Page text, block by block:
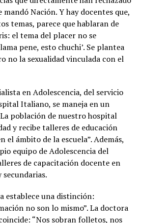
mandó Nación. Yhay docentes que,
temas, parece que hablaran de
el tema del placer no se
pene, esto chuchi’. Se plantea
no la sexualidad vinculada con el
en Adolescencia, del servicio
Italiano, se maneja en un
población de nuestro hospital
y recibe talleres de educación
el ámbito de la escuela”. Además,
equipo de Adolescencia del
de capacitación docente en
secundarias.
establece una distinción:
no son lo mismo”. La doctora
“Nos sobran folletos, nos